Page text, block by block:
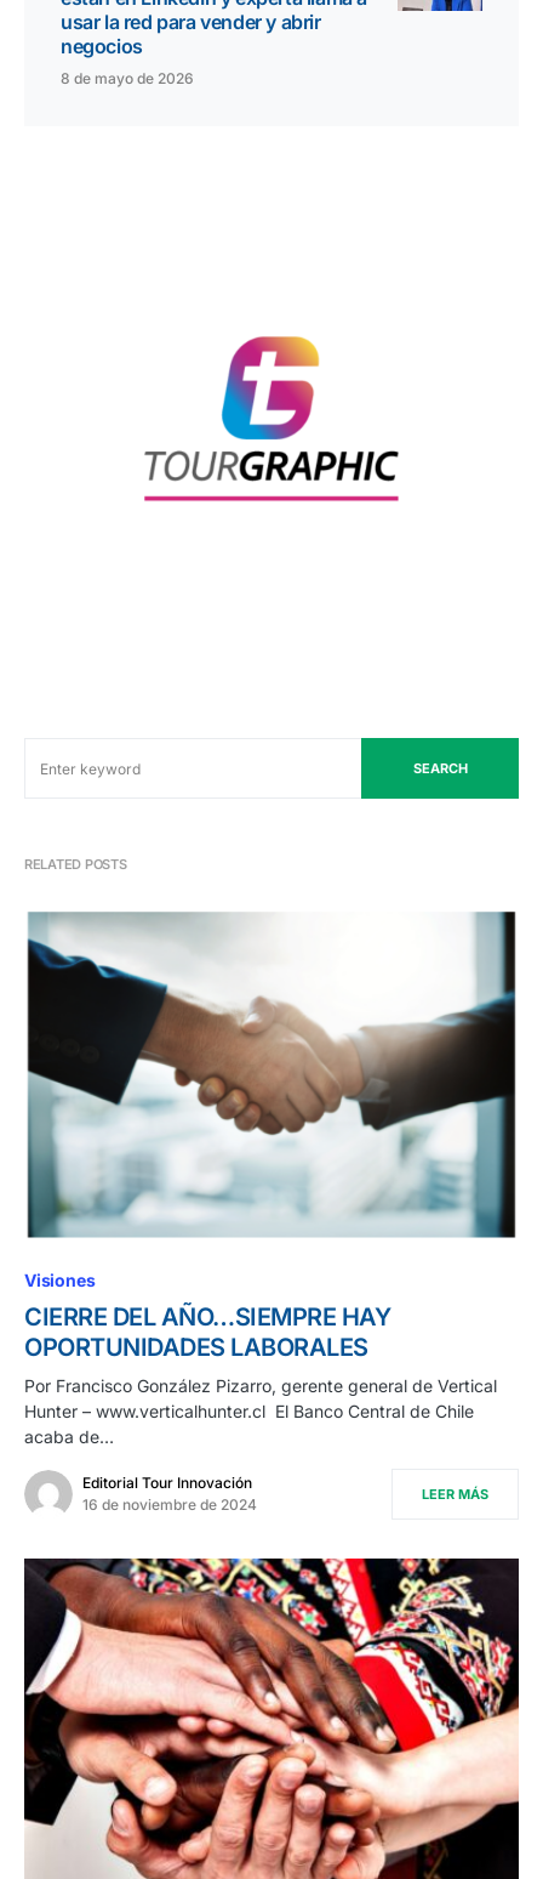
usar la red para vender y abrir
negocios
8 de mayo de 2026
SEARCH
RELATED POSTS
Visiones
CIERRE DEL AÑO…SIEMPRE HAY
OPORTUNIDADES LABORALES
Por Francisco González Pizarro, gerente general de Vertical
Hunter – www.verticalhunter.cl El Banco Central de Chile
acaba de…
Editorial Tour Innovación
16 de noviembre de 2024
LEER MÁS